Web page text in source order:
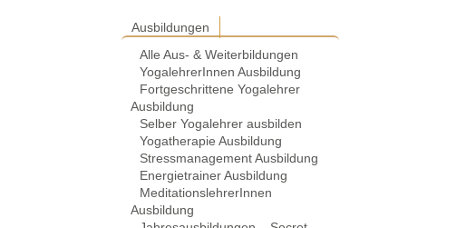
Ausbildungen
Alle Aus- & Weiterbildungen
YogalehrerInnen Ausbildung
Fortgeschrittene Yogalehrer
Ausbildung
Selber Yogalehrer ausbilden
Yogatherapie Ausbildung
Stressmanagement Ausbildung
Energietrainer Ausbildung
MeditationslehrerInnen
Ausbildung